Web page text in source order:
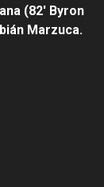
(82′ Byron
Marzuca.